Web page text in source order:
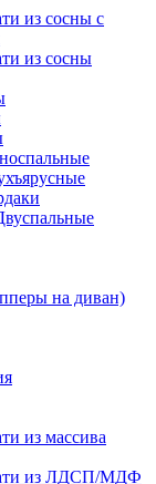
из сосны с
из сосны
на диван)
из массива
из ЛДСП/МДФ